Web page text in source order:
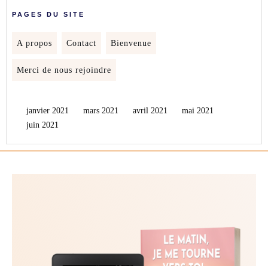
PAGES DU SITE
A propos Contact Bienvenue
Merci de nous rejoindre
janvier 2021 mars 2021 avril 2021
mai 2021
juin 2021